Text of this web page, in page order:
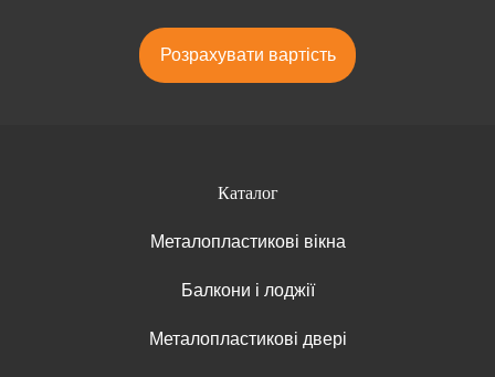
Розрахувати вартість
Каталог
Металопластикові вікна
Балкони і лоджії
Металопластикові двері